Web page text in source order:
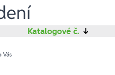
Katalogové č. ↓
Vás